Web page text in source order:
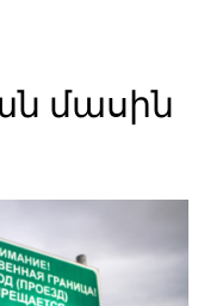
մասին